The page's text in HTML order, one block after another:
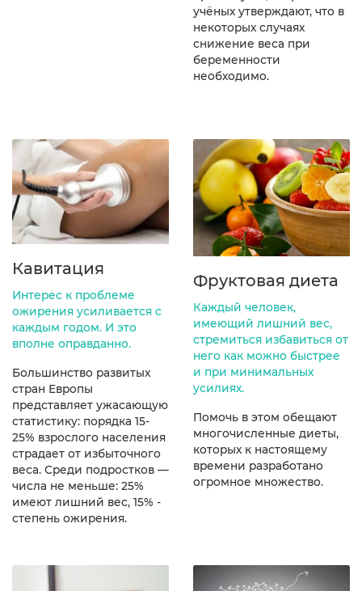
учёных утверждают, что в
некоторых случаях
снижение веса при
беременности
необходимо.
Кавитация
Интерес к проблеме
ожирения усиливается с
каждым годом. И это
вполне оправданно.
Большинство развитых
стран Европы
представляет ужасающую
статистику: порядка 15-
25% взрослого населения
страдает от избыточного
веса. Среди подростков —
числа не меньше: 25%
имеют лишний вес, 15% -
степень ожирения.
Фруктовая диета
Каждый человек,
имеющий лишний вес,
стремиться избавиться от
него как можно быстрее
и при минимальных
усилиях.
Помочь в этом обещают
многочисленные диеты,
которых к настоящему
времени разработано
огромное множество.